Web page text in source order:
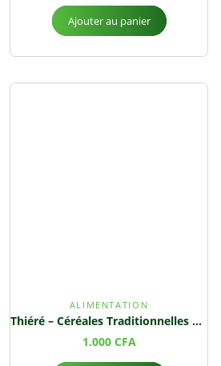
Ajouter au panier
ALIMENTATION
Thiéré – Céréales Traditionnelles de Mil
1.000 CFA